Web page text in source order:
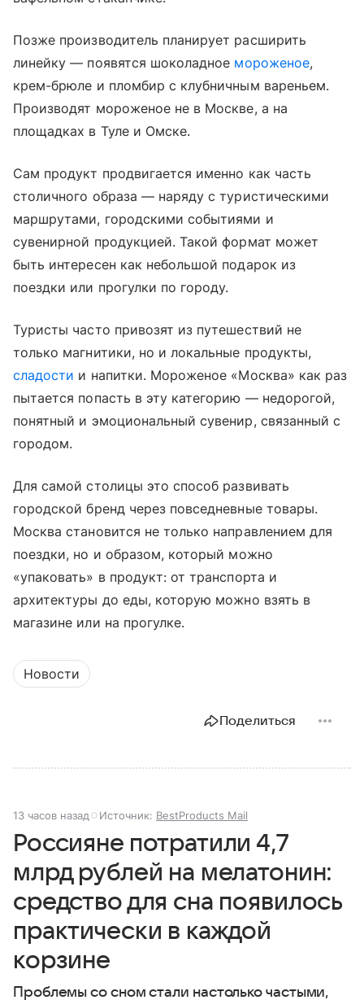
Позже производитель планирует расширить
линейку — появятся шоколадное мороженое,
крем-брюле и пломбир с клубничным вареньем.
Производят мороженое не в Москве, а на
площадках в Туле и Омске.
Сам продукт продвигается именно как часть
столичного образа — наряду с туристическими
маршрутами, городскими событиями и
сувенирной продукцией. Такой формат может
быть интересен как небольшой подарок из
поездки или прогулки по городу.
Туристы часто привозят из путешествий не
только магнитики, но и локальные продукты,
сладости и напитки. Мороженое «Москва» как раз
пытается попасть в эту категорию — недорогой,
понятный и эмоциональный сувенир, связанный с
городом.
Для самой столицы это способ развивать
городской бренд через повседневные товары.
Москва становится не только направлением для
поездки, но и образом, который можно
«упаковать» в продукт: от транспорта и
архитектуры до еды, которую можно взять в
магазине или на прогулке.
Новости
Поделиться
13 часов назад Источник: BestProducts Mail
Россияне потратили 4,7
млрд рублей на мелатонин:
средство для сна появилось
практически в каждой
корзине
Проблемы со сном стали настолько частыми,